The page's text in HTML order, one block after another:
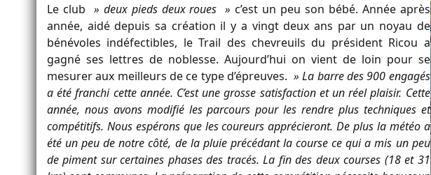
Le club » deux pieds deux roues »c’est un peu son bébé. Année après
année, aidé depuis sa création il y a vingt deux ans par un noyau de
bénévoles indéfectibles, le Trail des chevreuils du président Ricou a
gagné ses lettres de noblesse. Aujourd’hui on vient de loin pour se
mesurer aux meilleurs de ce type d’épreuves. » La barre des 900 engagés
a été franchi cette année. C’est une grosse satisfaction et un réel plaisir. Cette
année, nous avons modifié les parcours pour les rendre plus techniques et
compétitifs. Nous espérons que les coureurs apprécieront. De plus la météo a
été un peu de notre côté, de la pluie précédant la course ce qui a mis un peu
de piment sur certaines phases des tracés. La fin des deux courses (18 et 31